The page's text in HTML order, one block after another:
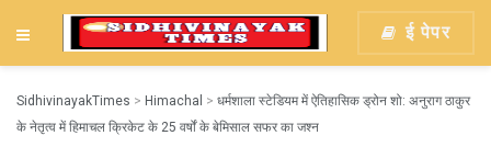
ई पेपर
SidhivinayakTimes > Himachal > धर्मशाला स्टेडियम में ऐतिहासिक ड्रोन शो: अनुराग ठाकुर
के नेतृत्व में हिमाचल क्रिकेट के 25 वर्षों के बेमिसाल सफर का जश्न